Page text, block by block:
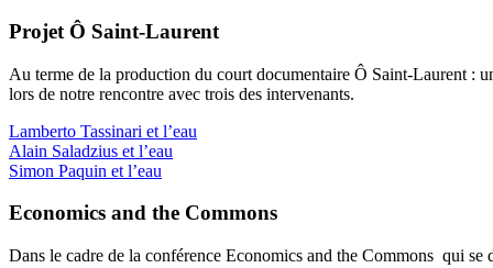
Projet Ô Saint-Laurent
Au terme de la production du court documentaire Ô Saint-Laurent :
lors de notre rencontre avec trois des intervenants.
Lamberto Tassinari et l’eau
Alain Saladzius et l’eau
Simon Paquin et l’eau
Economics and the Commons
Dans le cadre de la conférence Economics and the Commons qui